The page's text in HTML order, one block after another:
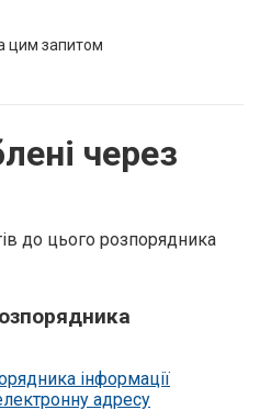
цим запитом
через
до цього розпорядника
інформації
адресу